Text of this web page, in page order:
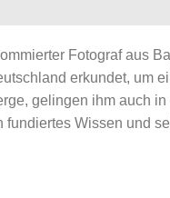
Fotograf aus
erkundet, um
gelingen ihm auch
fundiertes Wissen und